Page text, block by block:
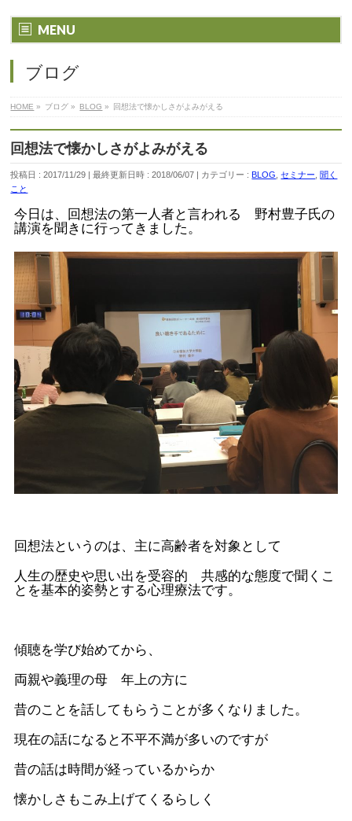
MENU
ブログ
HOME » ブログ » BLOG » 回想法で懐かしさがよみがえる
回想法で懐かしさがよみがえる
投稿日 : 2017/11/29 最終更新日時 : 2018/06/07 カテゴリー :BLOG ,セミナー ,聞く
こと
今日は、回想法の第一人者と言われる 野村豊子氏の
講演を聞きに行ってきました。
回想法というのは、主に高齢者を対象として
人生の歴史や思い出を受容的 共感的な態度で聞くこ
とを基本的姿勢とする心理療法です。
傾聴を学び始めてから、
両親や義理の母 年上の方に
昔のことを話してもらうことが多くなりました。
現在の話になると不平不満が多いのですが
昔の話は時間が経っているからか
懐かしさもこみ上げてくるらしく